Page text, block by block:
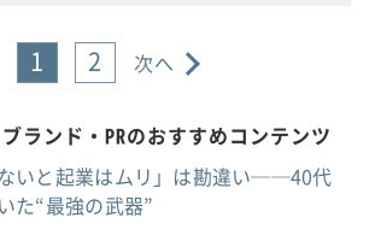
1 2 次へ
ランド・PRのおすすめコンテンツ
ないと起業はムリ」は勘違い──40代
た“最強の武器”